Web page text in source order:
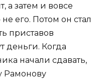
а затем и вовсе
его. Потом он стал
приставов
деньги. Когда
начали сдавать,
Рамонову